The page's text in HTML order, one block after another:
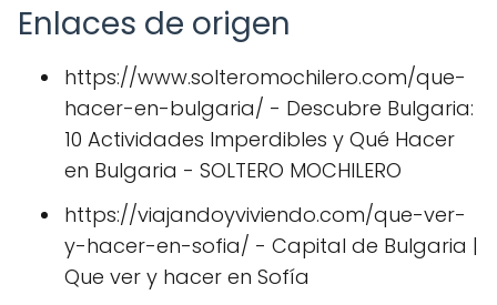
Enlaces de origen
https://www.solteromochilero.com/que-
hacer-en-bulgaria/ - Descubre Bulgaria:
10 Actividades Imperdibles y Qué Hacer
en Bulgaria - SOLTERO MOCHILERO
https://viajandoyviviendo.com/que-ver-
y-hacer-en-sofia/ - Capital de Bulgaria |
Que ver y hacer en Sofía